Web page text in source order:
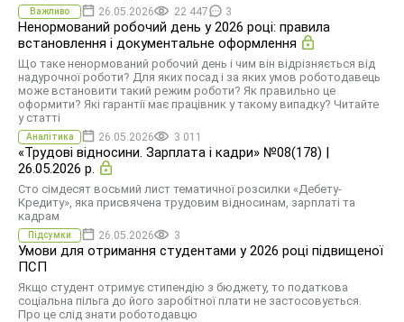
Важливо 26.05.2026 22 447 3
Ненормований робочий день у 2026 році: правила
встановлення і документальне оформлення
Що таке ненормований робочий день і чим він відрізняється від
надурочної роботи? Для яких посад і за яких умов роботодавець
може встановити такий режим роботи? Як правильно це
оформити? Які гарантії має працівник у такому випадку? Читайте
у статті
Аналітика 26.05.2026 3 011
«Трудові відносини. Зарплата і кадри» №08(178) |
26.05.2026 р.
Сто сімдесят восьмий лист тематичної розсилки «Дебету-
Кредиту», яка присвячена трудовим відносинам, зарплаті та
кадрам
Підсумки 26.05.2026 3
Умови для отримання студентами у 2026 році підвищеної
ПСП
Якщо студент отримує стипендію з бюджету, то податкова
соціальна пільга до його заробітної плати не застосовується.
Про це слід знати роботодавцю